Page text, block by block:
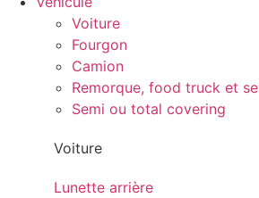
Voiture
Fourgon
Camion
Remorque, food truck et
Semi ou total covering
Voiture
Lunette arrière